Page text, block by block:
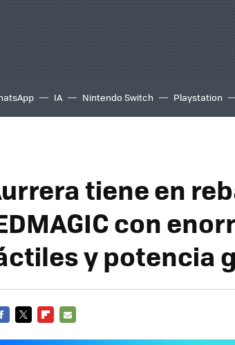
IA Nintendo Switch Playstation
tiene en
con
y potencia